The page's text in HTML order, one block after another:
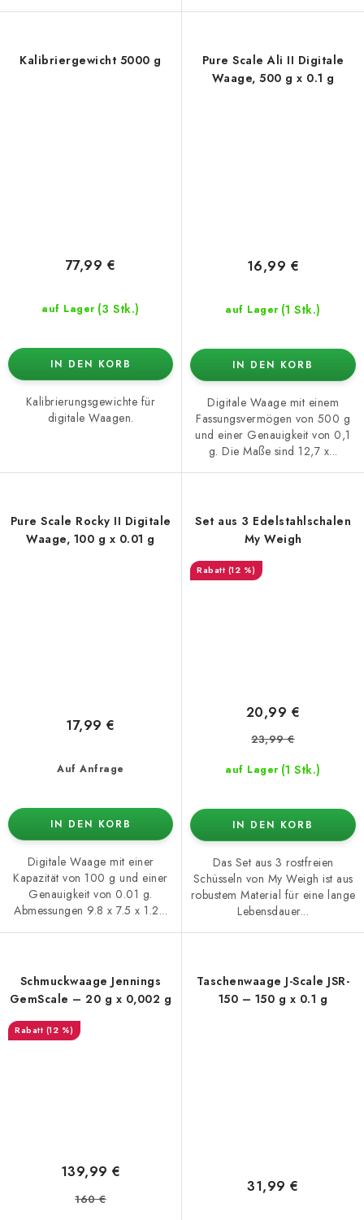
Kalibriergewicht 5000 g
auf Lager (3 Stk.)
77,99 €
IN DEN KORB
Kalibrierungsgewichte für
digitale Waagen.
Pure Scale Ali II Digitale
Waage, 500 g x 0.1 g
auf Lager (1 Stk.)
16,99 €
IN DEN KORB
Digitale Waage mit einem
Fassungsvermögen von 500 g
und einer Genauigkeit von 0,1
g. Die Maße sind 12,7 x...
Pure Scale Rocky II Digitale
Waage, 100 g x 0.01 g
Auf Anfrage
17,99 €
IN DEN KORB
Digitale Waage mit einer
Kapazität von 100 g und einer
Genauigkeit von 0.01 g.
Abmessungen 9.8 x 7.5 x 1.2...
Set aus 3 Edelstahlschalen
My Weigh
(12 %)
auf Lager (1 Stk.)
20,99 €
23,99 €
IN DEN KORB
Das Set aus 3 rostfreien
Schüsseln von My Weigh ist aus
robustem Material für eine lange
Lebensdauer...
Schmuckwaage Jennings
GemScale – 20 g x 0,002 g
(12 %)
139,99 €
160 €
Taschenwaage J-Scale JSR-
150 – 150 g x 0.1 g
31,99 €